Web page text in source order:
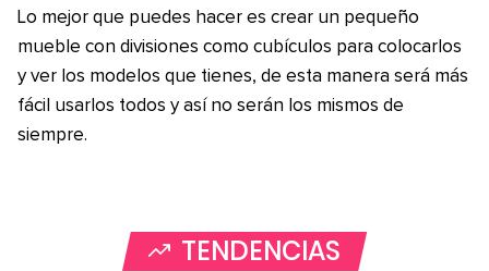
Lo mejor que puedes hacer es crear un pequeño
mueble con divisiones como cubículos para colocarlos
y ver los modelos que tienes, de esta manera será más
fácil usarlos todos y así no serán los mismos de
siempre.
TENDENCIAS